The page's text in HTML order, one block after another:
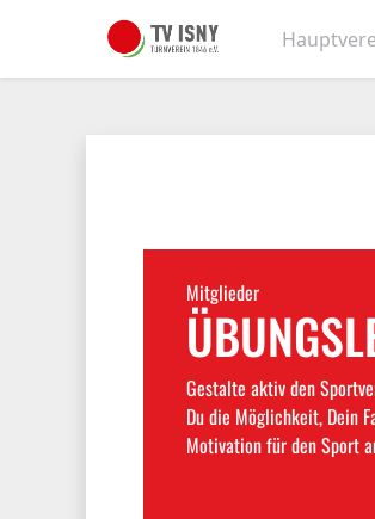
Mitglieder
Gestalte aktiv den
Du die Möglichkeit, Dein
Motivation für den Sport